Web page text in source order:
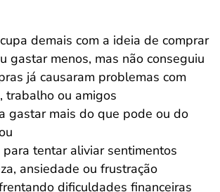
demais com a ideia de comprar
gastar menos, mas não conseguiu
já causaram problemas com
trabalho ou amigos
gastar mais do que pode ou do
para tentar aliviar sentimentos
ansiedade ou frustração
dificuldades financeiras